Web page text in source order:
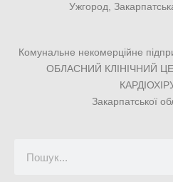
Ужгород,
Комунальне некомерційне
ОБЛАСНИЙ КЛІНІЧНИЙ
Закарпатської